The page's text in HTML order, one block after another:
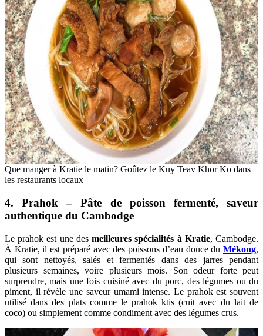
Que manger à Kratie le matin? Goûtez le Kuy Teav Khor Ko dans
les restaurants locaux
4. Prahok – Pâte de poisson fermenté, saveur
authentique du Cambodge
Le prahok est une desmeilleures spécialités à Kratie, Cambodge.
À Kratie, il est préparé avec des poissons d’eau douce du Mékong,
qui sont nettoyés, salés et fermentés dans des jarres pendant
plusieurs semaines, voire plusieurs mois. Son odeur forte peut
surprendre, mais une fois cuisiné avec du porc, des légumes ou du
piment, il révèle une saveur umami intense. Le prahok est souvent
utilisé dans des plats comme le prahok ktis (cuit avec du lait de
coco) ou simplement comme condiment avec des légumes crus.